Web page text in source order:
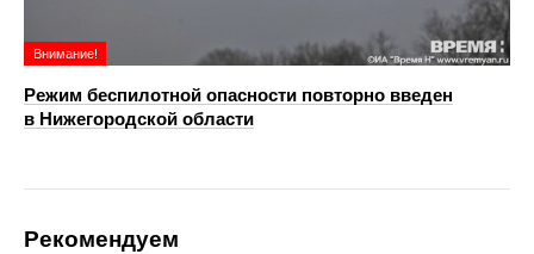
Внимание!
Режим беспилотной опасности повторно введен
в Нижегородской области
Рекомендуем